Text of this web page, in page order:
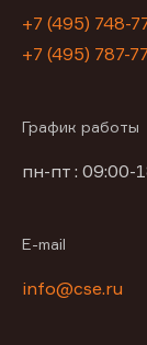
+7 (495) 748-
+7 (495) 787-
График работы
пн-пт : 09:00-
E-mail
info@cse.ru